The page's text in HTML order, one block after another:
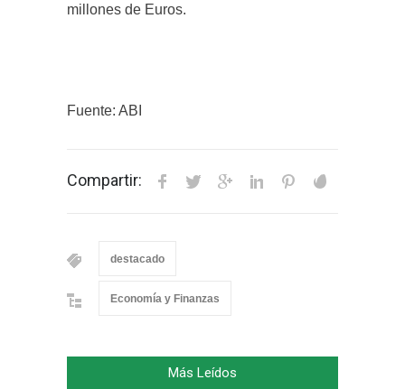
millones de Euros.
Fuente: ABI
Compartir:
destacado
Economía y Finanzas
Más Leídos